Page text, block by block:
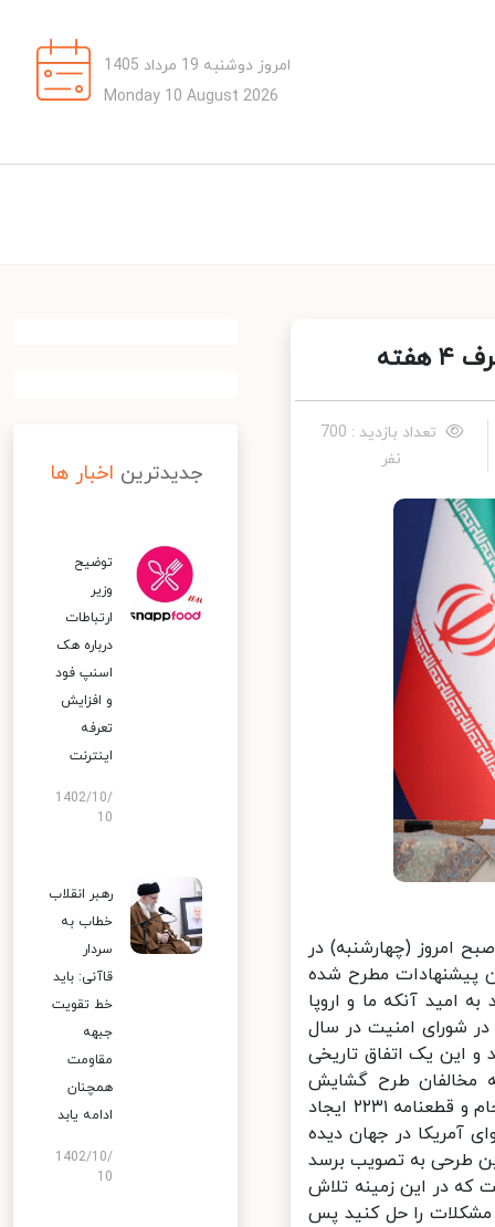
امروز دوشنبه 19 مرداد 1405
Monday 10 August 2026
تعداد بازدید : 700
نفر
امروز (چهارشنبه) در
پیشنهادات مطرح شده
امید آنکه ما و اروپا
شورای امنیت در سال
کردند و این یک اتفاق تاریخی
مخالفان طرح گشایش
اقتصادی وی تصریح کرد: دیروز هم آمریکا قطعنامه‌ای برای ضربه زدن به برجام و قطعنامه ۲۲۳۱ ایجاد
آمریکا در جهان دیده
به تصویب برسد
در این زمینه تلاش
را حل کنید پس
جدیدترین اخبار ها
توضیح
وزیر
ارتباطات
درباره هک
اسنپ‌ فود
و افزایش
تعرفه
اینترنت
1402/10/
10
رهبر انقلاب
خطاب به
سردار
قاآنی: باید
خط تقویت
جبهه
مقاومت
همچنان
ادامه یابد
1402/10/
10